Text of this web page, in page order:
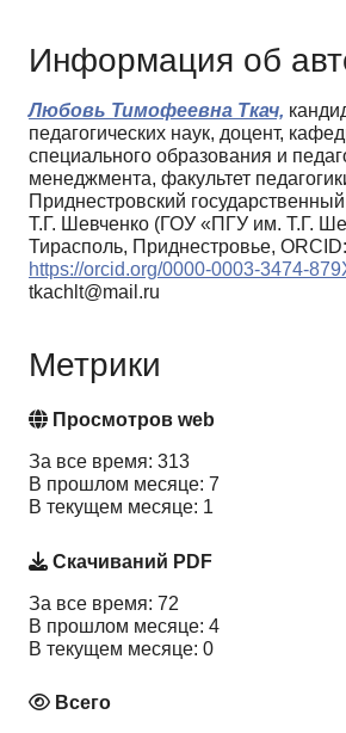
Информация об
Любовь Тимофеевна Ткач,
педагогических наук, доцент,
специального образования и
менеджмента, факультет
Приднестровский
Т.Г. Шевченко (ГОУ «ПГУ им. Т.Г.
Тирасполь, Приднестровье, ORCID:
https://orcid.org/0000-0003-3474-
tkachlt@mail.ru
Метрики
Просмотров web
За все время: 313
В прошлом месяце: 7
В текущем месяце: 1
Скачиваний PDF
За все время: 72
В прошлом месяце: 4
В текущем месяце: 0
Всего